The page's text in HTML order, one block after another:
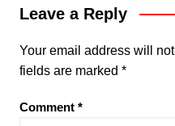
Leave a Reply
Your email address will
fields are marked *
Comment *